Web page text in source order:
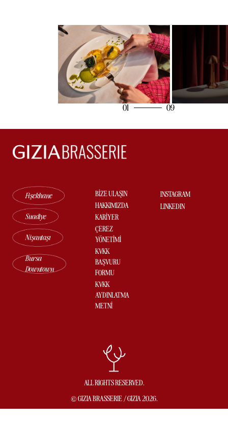
01
BİZE ULAŞIN
HAKKIMIZDA
KARİYER
ÇEREZ
YÖNETİMİ
KVKK
BAŞVURU
FORMU
KVKK
AYDINLATMA
METNİ
Fişekhane
Suadiye
Nişantaşı
Bursa
Downtown
INSTAGRAM
LINKEDIN
© GIZIA BRASSERIE / GIZIA 2026.
ALL RIGHTS RESERVED.